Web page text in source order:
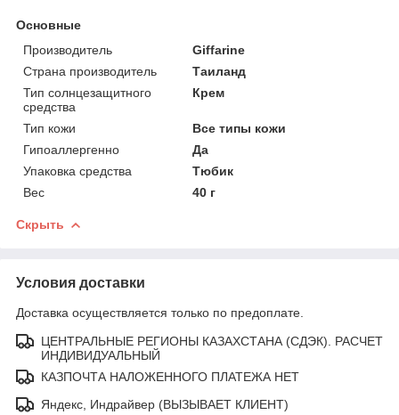
Основные
Производитель
Giffarine
Страна производитель
Таиланд
Тип солнцезащитного
средства
Крем
Тип кожи
Все типы кожи
Гипоаллергенно
Да
Упаковка средства
Тюбик
Вес
40 г
Скрыть
Условия доставки
Доставка осуществляется только по предоплате.
ЦЕНТРАЛЬНЫЕ РЕГИОНЫ КАЗАХСТАНА (СДЭК). РАСЧЕТ
ИНДИВИДУАЛЬНЫЙ
КАЗПОЧТА НАЛОЖЕННОГО ПЛАТЕЖА НЕТ
Яндекс, Индрайвер (ВЫЗЫВАЕТ КЛИЕНТ)